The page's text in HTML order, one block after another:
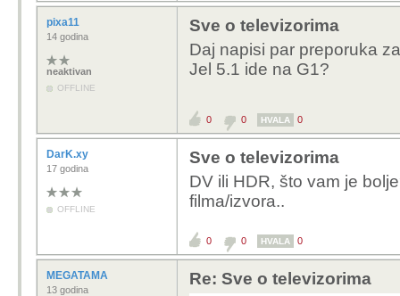
pixa11
14 godina
neaktivan
OFFLINE
Sve o televizorima
Daj napisi par preporuka
Jel 5.1 ide na G1?
0 0 HVALA 0
DarK.xy
17 godina
OFFLINE
Sve o televizorima
DV ili HDR, što vam je
filma/izvora..
0 0 HVALA 0
MEGATAMA
13 godina
Re: Sve o televizorima